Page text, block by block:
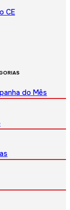
CE
do Mês